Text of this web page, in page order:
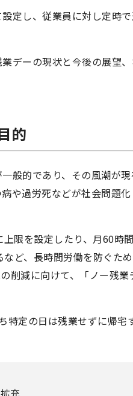
定し、従業員に対し定時
デーの現状と今後の展望
的
般的であり、その風潮が
や過労死などが社会問題
限を設定したり、月60時
ど、長時間労働を防ぐた
削減に向けて、「ノー残業
特定の日は残業せずに帰宅
充